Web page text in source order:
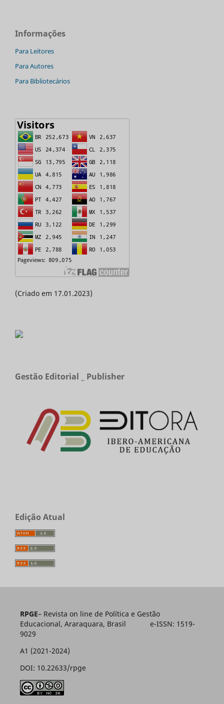
Informações
Para Leitores
Para Autores
Para Bibliotecários
(Criado em 17.01.2023)
Gestão Editorial _ Publisher
Edição Atual
RPGE– Revista on line de Política e Gestão
Educacional, Araraquara, Brasil e-ISSN: 1519-
9029
A1 (2021-2024)
DOI: 10.22633/rpge